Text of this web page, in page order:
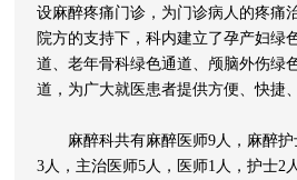
设麻醉疼痛门诊，为门诊病人的疼痛
院方的支持下，科内建立了孕产妇绿
道、老年骨科绿色通道、颅脑外伤绿
道，为广大就医患者提供方便、快捷
麻醉科共有麻醉医师9人，麻醉护
3人，主治医师5人，医师1人，护士2